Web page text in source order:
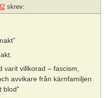
skrev:
varit villkorad – fascism,
avvikare från kärnfamiljen
blod”